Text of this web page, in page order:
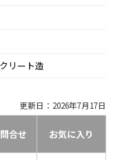
リート造
更新日：2026年7月17日
合せ お気に入り